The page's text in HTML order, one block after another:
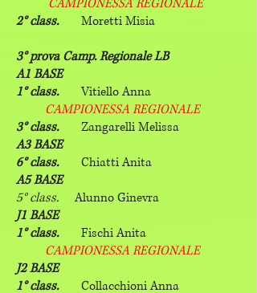
CAMPIONESSA REGIONALE
2° class.Moretti Misia
3° prova Camp. Regionale LB
A1 BASE
1° class.Vitiello Anna
CAMPIONESSA REGIONALE
3° class.Zangarelli Melissa
A3 BASE
6° class.
Chiatti Anita
A5 BASE
5° class. Alunno Ginevra
J1 BASE
1° class.Fischi Anita
CAMPIONESSA REGIONALE
J2 BASE
1° class.
Collacchioni Anna